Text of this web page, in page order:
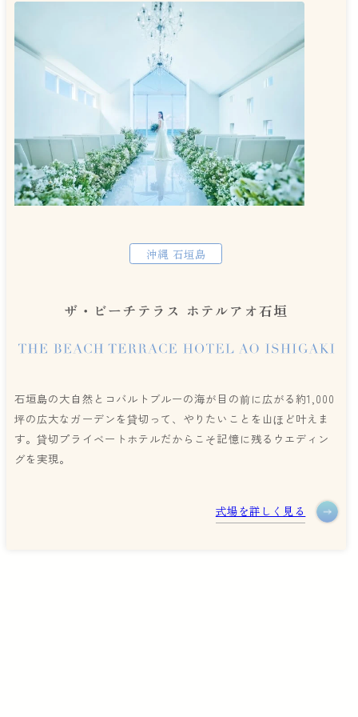
沖縄 石垣島
ザ・ビーチテラス ホテルアオ石垣
石垣島の大自然とコバルトブルーの海が目の前に広がる約1,000
坪の広大なガーデンを貸切って、やりたいことを山ほど叶えま
す。貸切プライベートホテルだからこそ記憶に残るウエディン
グを実現。
式場を詳しく見る